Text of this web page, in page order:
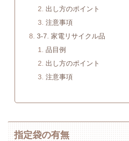
出し方のポイント
注意事項
3-7. 家電リサイクル品
品目例
出し方のポイント
注意事項
指定袋の有無